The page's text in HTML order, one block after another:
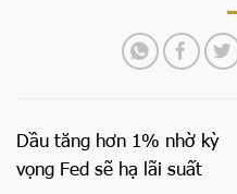
Dầu tăng hơn 1% nhờ kỳ
vọng Fed sẽ hạ lãi suất